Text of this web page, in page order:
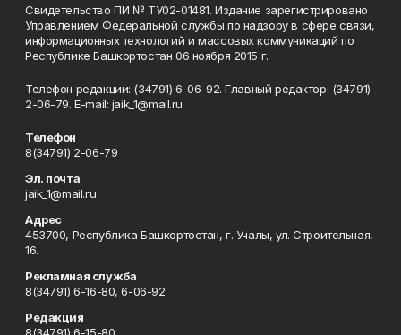
Свидетельство ПИ № ТУ02-01481. Издание зарегистрировано
Управлением Федеральной службы по надзору в сфере связи,
информационных технологий и массовых коммуникаций по
Республике Башкортостан 06 ноября 2015 г.
Телефон редакции: (34791) 6-06-92. Главный редактор: (34791)
2-06-79. Е-mаil: jaik_1@mail.ru
Телефон
8(34791) 2-06-79
Эл. почта
jaik_1@mail.ru
Адрес
453700, Республика Башкортостан, г. Учалы, ул. Строительная,
16.
Рекламная служба
8(34791) 6-16-80, 6-06-92
Редакция